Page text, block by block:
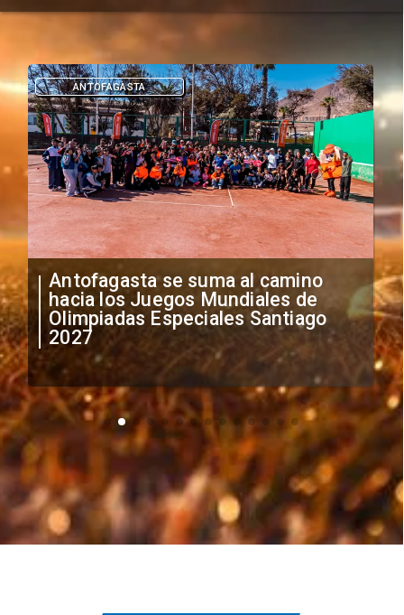
Antofagasta se suma al camino
hacia los Juegos Mundiales de
Olimpiadas Especiales Santiago
2027
ANTOFAGASTA